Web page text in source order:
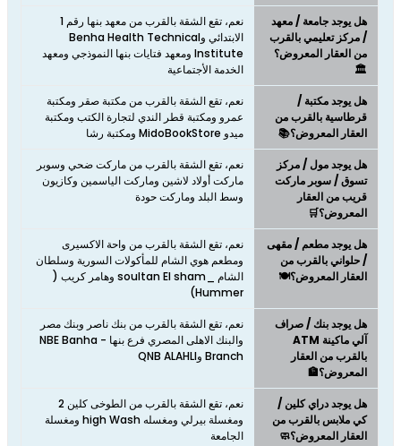
هل يوجد جامعة / معهد
/ مركز تعليمي بالقرب
من العقار المعروض؟
🏛️
نعم، تقع الشقة بالقرب من معهد بنها رقم 1
الابتدائي وBenha Health Technical
Institute ومعهد فتايات بنها النموذجي ومعهد
الخدمة الأجتماعية
هل يوجد مكتبة /
قرطاسية بالقرب من
العقار المعروض؟📚
نعم، تقع الشقة بالقرب من مكتبة صقر ومكتبة
عمرو ومكتبة قطر الندي لتجارة الكتب ومكتبة
ميدو MidoBookStore ومكتبة رشا
هل يوجد مول / مركز
تسوق / سوبر ماركت
قريب من العقار
المعروض؟🛒
نعم، تقع الشقة بالقرب من ماركت ضحي وسوبر
ماركت أولاد لاشين وماركت الياسمين وكازيون
وسط البلد وماركت حودة
هل يوجد مطعم / مقهى
/ حلواني بالقرب من
العقار المعروض؟🍽️
نعم، تقع الشقة بالقرب من واحة الاكسيرى
ومطعم هوي الشام للمأكولات السورية وسلطان
الشام _soultan El sham وهامر كريب (
Hummer)
هل يوجد بنك / صراف
آلي ماكينة ATM
بالقرب من العقار
المعروض؟🏦
نعم، تقع الشقة بالقرب من بنك ناصر وبنك مصر
والبنك الاهلى المصري فرع بنها - NBE Banha
Branch وQNB ALAHLI
هل يوجد دراي كلين /
كي ملابس بالقرب من
العقار المعروض؟🧼
نعم، تقع الشقة بالقرب من الطوخى كلين 2
ومغسلة بيرلي ومغسله high Wash ومغسلة
الجامعة